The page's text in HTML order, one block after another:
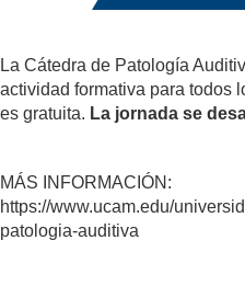
La Cátedra de Patología
actividad formativa para todos
es gratuita. La jornada se
MÁS INFORMACIÓN:
https://www.ucam.edu/
patologia-auditiva